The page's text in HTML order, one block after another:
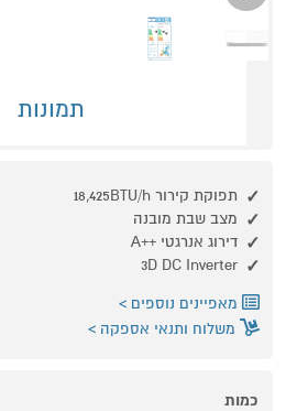
תמונות
תפוקת קירור 18,425BTU/h
מצב שבת מובנה
דירוג אנרגטי ++A
3D DC Inverter
מאפיינים נוספים
משלוח ותנאי אספקה
כמות